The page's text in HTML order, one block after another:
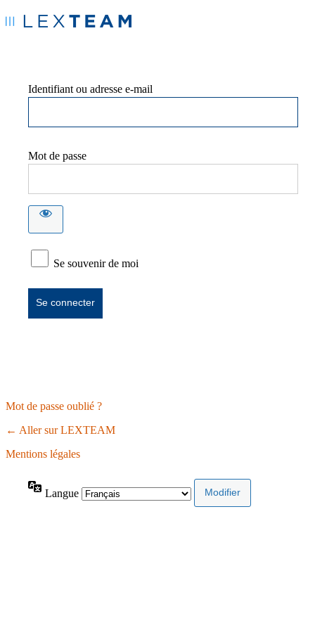
Identifiant ou adresse e-mail
Mot de passe
Se souvenir de moi
Mot de passe oublié ?
← Aller sur LEXTEAM
Mentions légales
Langue